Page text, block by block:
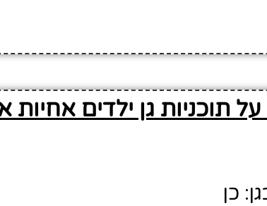
תוכניות גן ילדים אחיות
כן